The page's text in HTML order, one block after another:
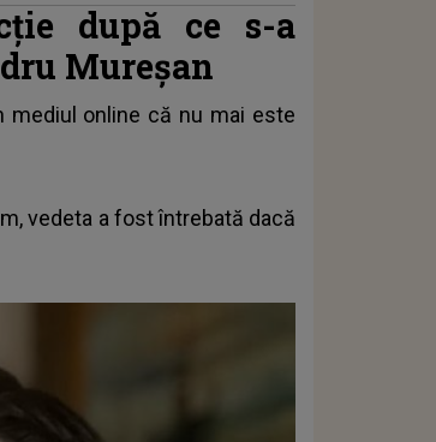
după ce s-a
Mureșan
mediul online că nu mai este
vedeta a fost întrebată dacă